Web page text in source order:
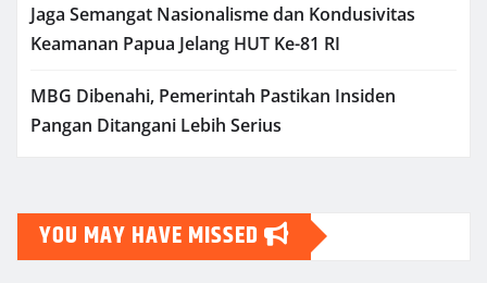
Jaga Semangat Nasionalisme dan Kondusivitas
Keamanan Papua Jelang HUT Ke-81 RI
MBG Dibenahi, Pemerintah Pastikan Insiden
Pangan Ditangani Lebih Serius
YOU MAY HAVE MISSED